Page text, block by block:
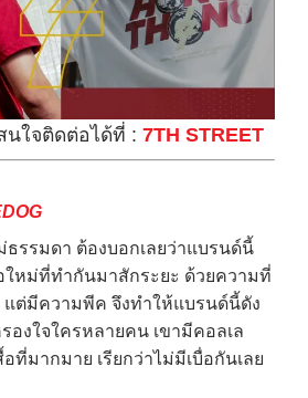
นใจติดต่อได้ที่ : 7TH STREET
รรมดา ต้องบอกเลยว่าแบรนด์นี้
ใหม่ที่ทำกันมาสักระยะ ด้วยความที่
ต่มีความพีค จึงทำให้แบรนด์นี้ดัง
องใจใครหลายคน เขามีคอลเล
ที่มากมาย เรียกว่าไม่มีเบื่อกันเลย